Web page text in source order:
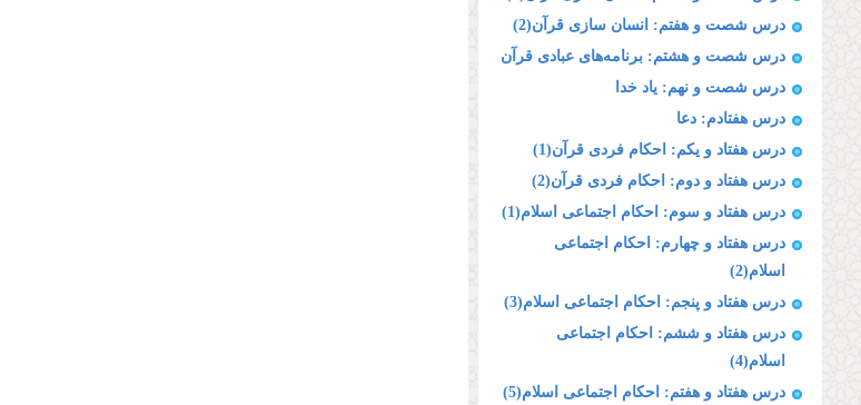
درس شصت و هفتم: انسان سازی قرآن(2)
درس شصت و هشتم: برنامه‌های عبادی قرآن
درس شصت و نهم: یاد خدا
درس هفتادم: دعا
درس هفتاد و یکم: احکام فردی قرآن(1)
درس هفتاد و دوم: احکام فردی قرآن(2)
درس هفتاد و سوم: احکام اجتماعی اسلام(1)
درس هفتاد و چهارم: احکام اجتماعی
اسلام(2)
درس هفتاد و پنجم: احکام اجتماعی اسلام(3)
درس هفتاد و ششم: احکام اجتماعی
اسلام(4)
درس هفتاد و هفتم: احکام اجتماعی اسلام(5)